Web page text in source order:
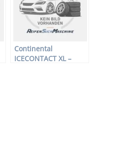
Continental
ICECONTACT XL –